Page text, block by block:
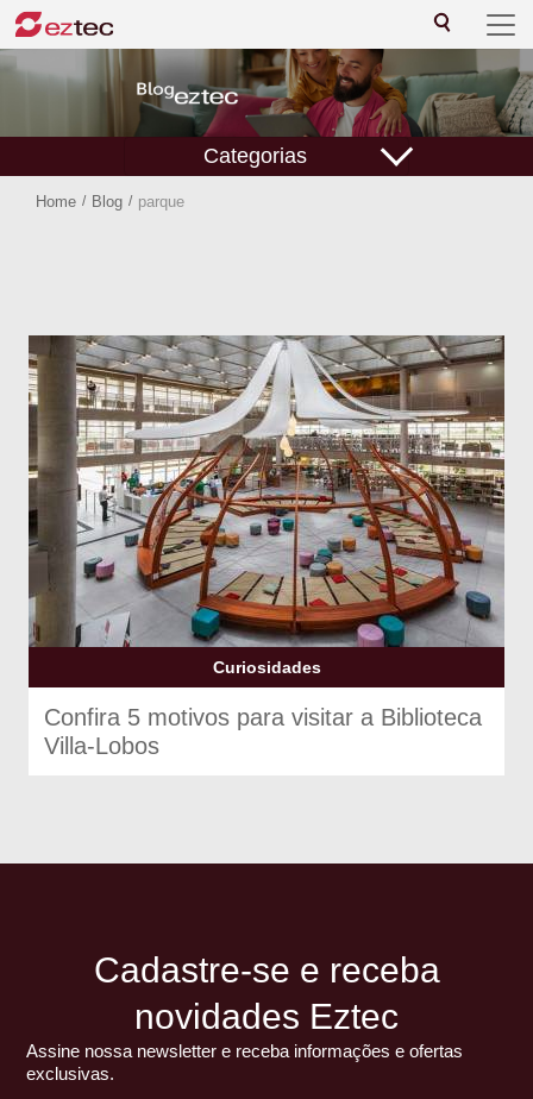
Categorias
Home / Blog / parque
Curiosidades
Confira 5 motivos para visitar a Biblioteca
Villa-Lobos
Cadastre-se e receba
novidades Eztec
Assine nossa newsletter e receba informações e ofertas
exclusivas.